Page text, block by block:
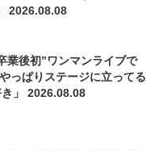
2026.08.08
業後初”ワンマンライブで
っぱりステージに立ってる
き」2026.08.08